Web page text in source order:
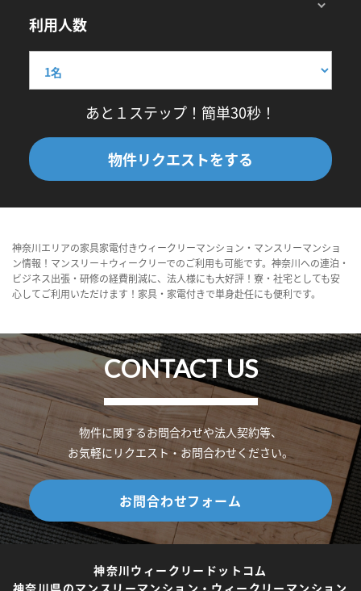
利用人数
あと１ステップ！簡単30秒！
物件リクエストをする
神奈川エリアの家具家電付きウィークリーマンション・マンスリーマンショ
ン情報！マンスリー＋ウィークリーでのご利用も可能です。神奈川への連泊・
ビジネス出張・研修の経費削減に、法人様にも大好評！寮・社宅としても安
心してご利用いただけます！家具・家電付きで単身赴任にも便利です。
CONTACT US
物件に関するお問合わせや法人契約等、
お気軽にリクエスト・お問合わせください。
お問合わせフォーム
神奈川ウィークリードットコム